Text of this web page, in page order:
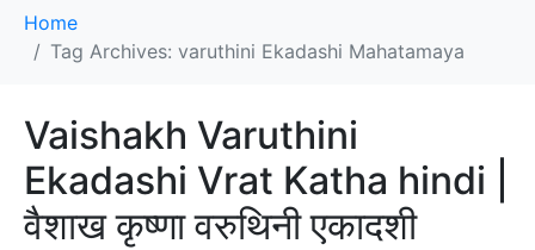
Home
Tag Archives: varuthini Ekadashi Mahatamaya
Vaishakh Varuthini
Ekadashi Vrat Katha hindi |
वैशाख कृष्णा वरुथिनी एकादशी